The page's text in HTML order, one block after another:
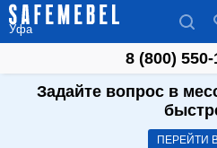
Уфа
8 (800)
Задайте вопрос в
ПЕРЕЙТИ